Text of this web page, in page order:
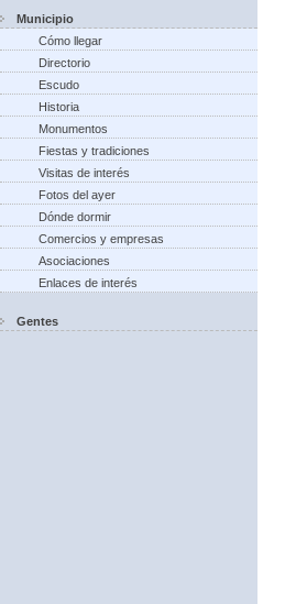
Municipio
Cómo llegar
Directorio
Escudo
Historia
Monumentos
Fiestas y tradiciones
Visitas de interés
Fotos del ayer
Dónde dormir
Comercios y empresas
Asociaciones
Enlaces de interés
Gentes